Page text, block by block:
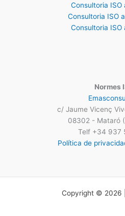
Consultoria ISO
Consultoria ISO
Consultoria ISO
Normes
c/ Jaume Vicenç
08302 - Mataró
Telf +34 937
Política de
Copyright © 2026